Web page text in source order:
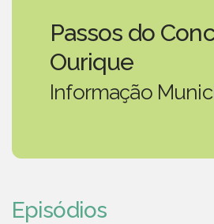
Passos do
Ourique
Informação
Episódios